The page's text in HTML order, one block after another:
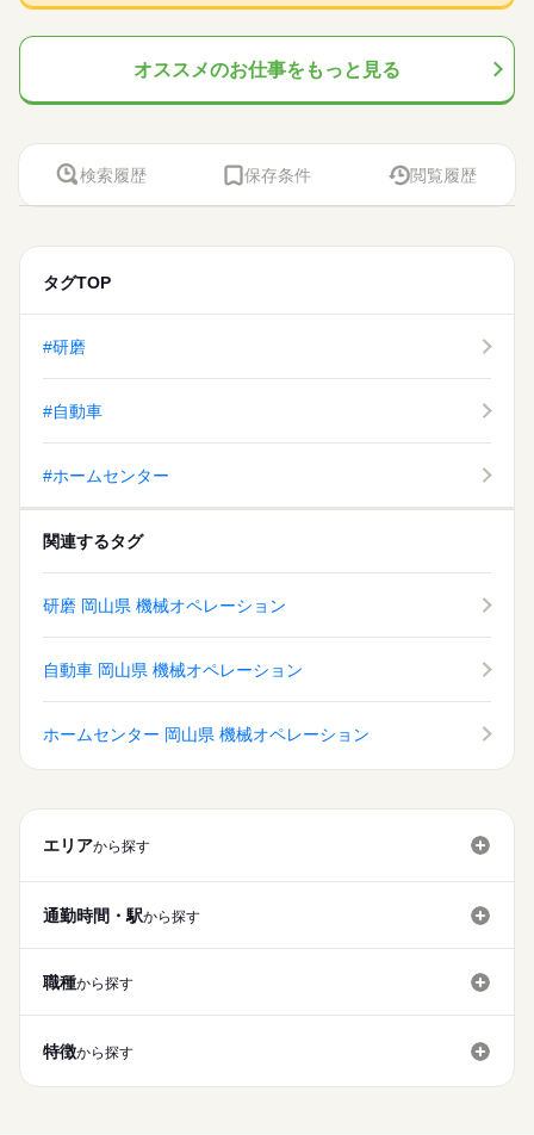
オススメのお仕事をもっと見る
検索履歴 保存条件 閲覧履歴
タグTOP
#研磨
#自動車
#ホームセンター
関連するタグ
研磨 岡山県 機械オペレーション
自動車 岡山県 機械オペレーション
ホームセンター 岡山県 機械オペレーション
エリアから探す
通勤時間・駅から探す
職種から探す
特徴から探す